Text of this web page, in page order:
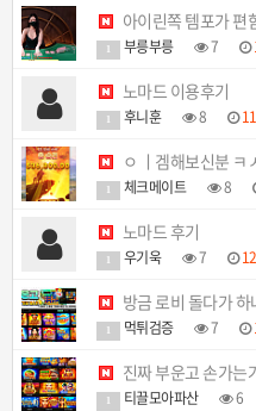
아이린쪽 템포가 편
부릉부릉 7
노마드 이용후기
후니훈 8
ㅇ ㅣ겜해보신분 ㅋ
체크메이트 8
노마드 후기
우기욱 7
방금 로비 돌다가
먹튀검증 7
진짜 부운고 손가는
티끌모아파산 6